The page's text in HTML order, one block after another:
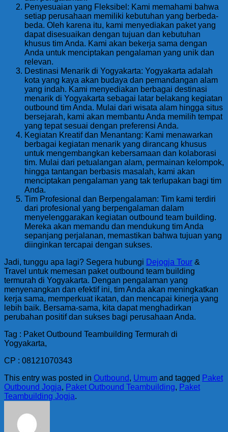
Penyesuaian yang Fleksibel: Kami memahami bahwa
setiap perusahaan memiliki kebutuhan yang berbeda-
beda. Oleh karena itu, kami menyediakan paket yang
dapat disesuaikan dengan tujuan dan kebutuhan
khusus tim Anda. Kami akan bekerja sama dengan
Anda untuk menciptakan pengalaman yang unik dan
relevan.
Destinasi Menarik di Yogyakarta: Yogyakarta adalah
kota yang kaya akan budaya dan pemandangan alam
yang indah. Kami menyediakan berbagai destinasi
menarik di Yogyakarta sebagai latar belakang kegiatan
outbound tim Anda. Mulai dari wisata alam hingga situs
bersejarah, kami akan membantu Anda memilih tempat
yang tepat sesuai dengan preferensi Anda.
Kegiatan Kreatif dan Menantang: Kami menawarkan
berbagai kegiatan menarik yang dirancang khusus
untuk mengembangkan kebersamaan dan kolaborasi
tim. Mulai dari petualangan alam, permainan kelompok,
hingga tantangan berbasis masalah, kami akan
menciptakan pengalaman yang tak terlupakan bagi tim
Anda.
Tim Profesional dan Berpengalaman: Tim kami terdiri
dari profesional yang berpengalaman dalam
menyelenggarakan kegiatan outbound team building.
Mereka akan memandu dan mendukung tim Anda
sepanjang perjalanan, memastikan bahwa tujuan yang
diinginkan tercapai dengan sukses.
Jadi, tunggu apa lagi? Segera hubungi Dejogja Tour &
Travel untuk memesan paket outbound team building
termurah di Yogyakarta. Dengan pengalaman yang
menyenangkan dan efektif ini, tim Anda akan meningkatkan
kerja sama, memperkuat ikatan, dan mencapai kinerja yang
lebih baik. Bersama-sama, kita dapat menghadirkan
perubahan positif dan sukses bagi perusahaan Anda.
Tag : Paket Outbound Teambuilding Termurah di
Yogyakarta,
CP : 08121070343
This entry was posted in Outbound, Umum and tagged Paket
Outbound Jogja, Paket Outbound Teambuilding, Paket
Teambuilding Jogja.